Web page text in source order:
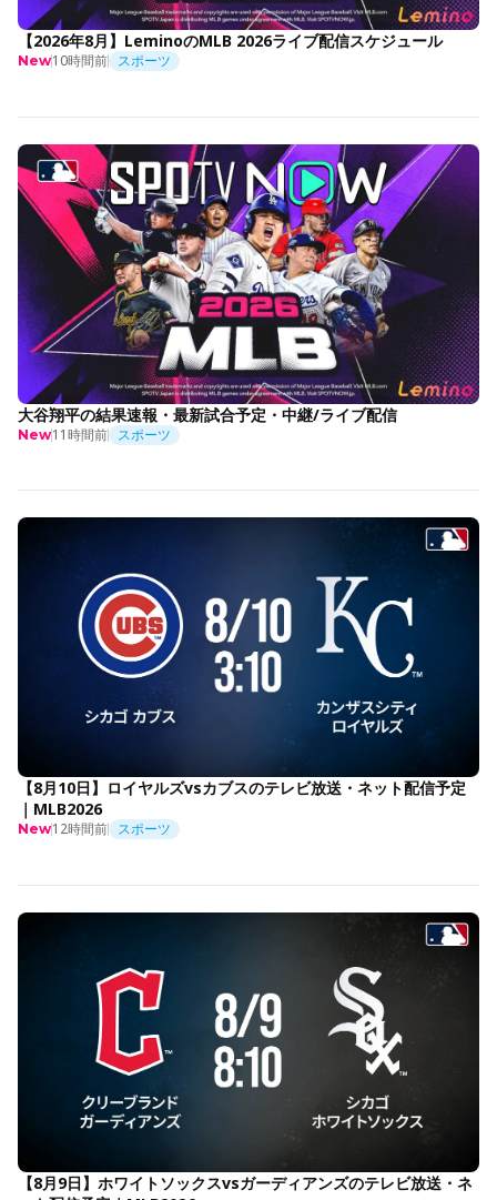
【2026年8月】LeminoのMLB 2026ライブ配信スケジュール
New10時間前 スポーツ
大谷翔平の結果速報・最新試合予定・中継/ライブ配信
New11時間前 スポーツ
【8月10日】ロイヤルズvsカブスのテレビ放送・ネット配信予定
｜MLB2026
New12時間前 スポーツ
【8月9日】ホワイトソックスvsガーディアンズのテレビ放送・ネ